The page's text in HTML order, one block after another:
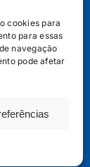
cookies para
para essas
navegação
pode afetar